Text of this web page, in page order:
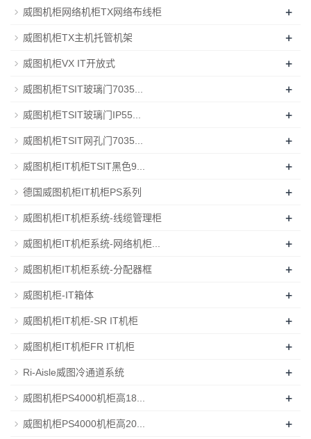
威图机柜网络机柜TX网络布线柜 +
威图机柜TX主机托管机架 +
威图机柜VX IT开放式 +
威图机柜TSIT玻璃门7035... +
威图机柜TSIT玻璃门IP55... +
威图机柜TSIT网孔门7035... +
威图机柜IT机柜TSIT黑色9... +
德国威图机柜IT机柜PS系列 +
威图机柜IT机柜系统-线缆管理柜 +
威图机柜IT机柜系统-网络机柜... +
威图机柜IT机柜系统-分配器框 +
威图机柜-IT箱体 +
威图机柜IT机柜-SR IT机柜 +
威图机柜IT机柜FR IT机柜 +
Ri-Aisle威图冷通道系统 +
威图机柜PS4000机柜高18... +
威图机柜PS4000机柜高20... +